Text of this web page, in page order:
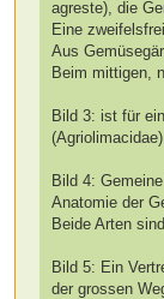
agreste), die
Eine
Aus
Beim mittigen,
Bild 3: ist für
Bild 4:
Anatomie der
Beide Arten
Bild 5: Ein
der grossen